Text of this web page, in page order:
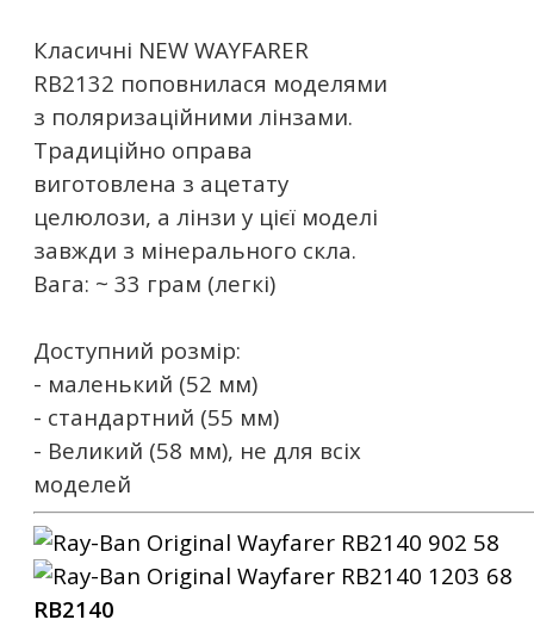
Класичні NEW WAYFARER
RB2132 поповнилася моделями
з поляризаційними лінзами.
Традиційно оправа
виготовлена ​​з ацетату
целюлози, а лінзи у цієї моделі
завжди з мінерального скла.
Вага: ~ 33 грам (легкі)
Доступний розмір:
- маленький (52 мм)
- стандартний (55 мм)
- Великий (58 мм), не для всіх
моделей
RB2140